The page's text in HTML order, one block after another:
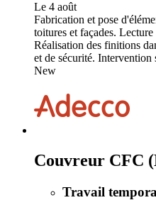
Le 4 août
Fabrication et pose
toitures et façades.
Réalisation des finitions
et de sécurité. Intervention
New
Couvreur CFC
Travail